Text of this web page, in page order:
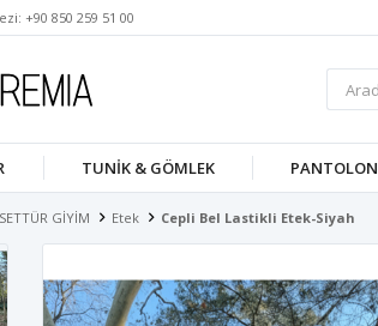
+90 850 259 51 00
TUNIK & GÖMLEK PANTOLON
GİYİM Etek Cepli Bel Lastikli Etek-Siyah